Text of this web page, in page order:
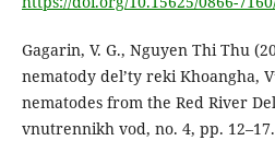
Gagarin, V. G., Nguyen Thi Thu
nematody del’ty reki Khoangha,
nematodes from the Red River
vnutrennikh vod, no. 4, pp.